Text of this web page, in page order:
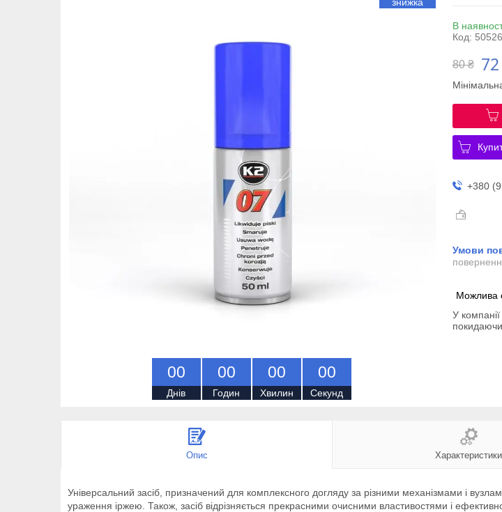
00
Днів
00
Годин
00
Хвилин
00
Секунд
В
Код: 50526
80 ₴
+380
У
Опис Характеристики
Універсальний засіб, призначений для комплексного догляду за різними механізмами і
ураження іржею. Також, засіб відрізняється прекрасними очисними властивостями і